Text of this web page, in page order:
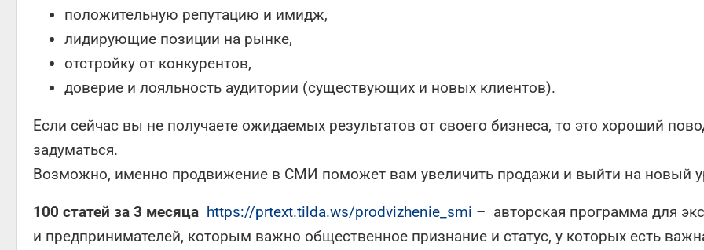
положительную репутацию и имидж,
лидирующие позиции на рынке,
отстройку от конкурентов,
доверие и лояльность аудитории (существующих и новых клиентов).
Если сейчас вы не получаете ожидаемых результатов от своего бизнеса, то это хороший
задуматься.
Возможно, именно продвижение в СМИ поможет вам увеличить продажи и выйти на новый
100 статей за 3 месяца https://prtext.tilda.ws/prodvizhenie_smi – авторская программа для
и предпринимателей, которым важно общественное признание и статус, у которых есть